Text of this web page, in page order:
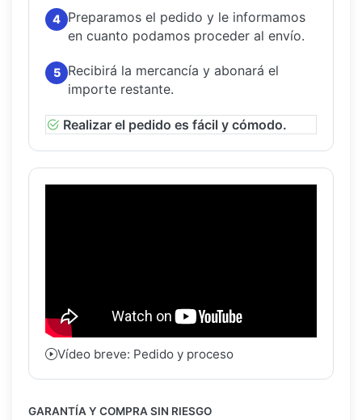
4 Preparamos el pedido y le informamos
en cuanto podamos proceder al envío.
5
Recibirá la mercancía y abonará el
importe restante.
Realizar el pedido es fácil y cómodo.
Vídeo breve: Pedido y proceso
GARANTÍA Y COMPRA SIN RIESGO